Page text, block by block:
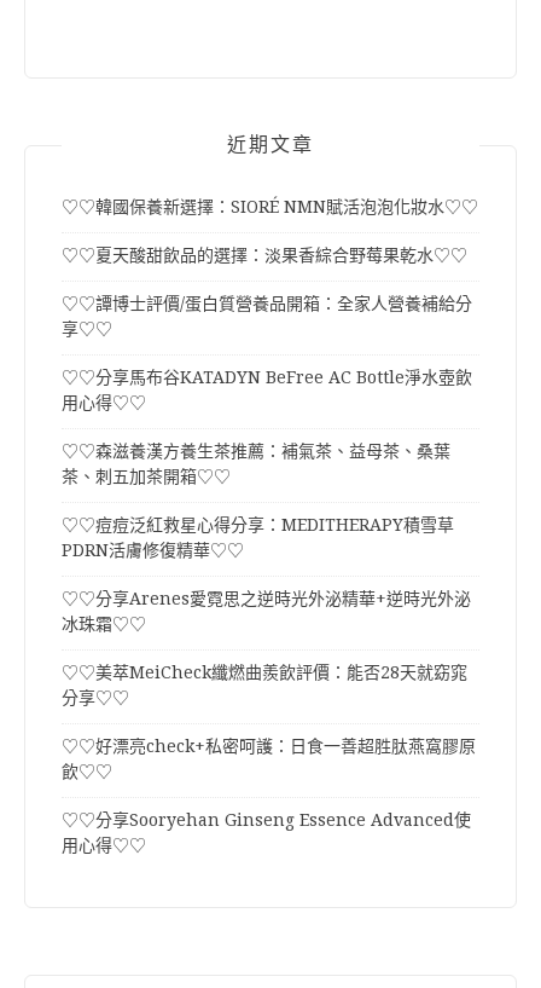
近期文章
♡♡韓國保養新選擇：SIORÉ NMN賦活泡泡化妝水♡♡
♡♡夏天酸甜飲品的選擇：淡果香綜合野莓果乾水♡♡
♡♡譚博士評價/蛋白質營養品開箱：全家人營養補給分
享♡♡
♡♡分享馬布谷KATADYN BeFree AC Bottle淨水壺飲
用心得♡♡
♡♡森滋養漢方養生茶推薦：補氣茶、益母茶、桑葉
茶、刺五加茶開箱♡♡
♡♡痘痘泛紅救星心得分享：MEDITHERAPY積雪草
PDRN活膚修復精華♡♡
♡♡分享Arenes愛霓思之逆時光外泌精華+逆時光外泌
冰珠霜♡♡
♡♡美萃MeiCheck纖燃曲羨飲評價：能否28天就窈窕
分享♡♡
♡♡好漂亮check+私密呵護：日食一善超胜肽燕窩膠原
飲♡♡
♡♡分享Sooryehan Ginseng Essence Advanced使
用心得♡♡